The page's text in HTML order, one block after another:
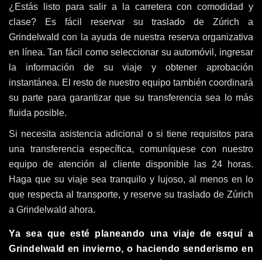
¿Estás listo para salir a la carretera con comodidad y
clase? Es fácil reservar su traslado de Zúrich a
Grindelwald con la ayuda de nuestra reserva organizativa
en línea. Tan fácil como seleccionar su automóvil, ingresar
la información de su viaje y obtener aprobación
instantánea. El resto de nuestro equipo también coordinará
su parte para garantizar que su transferencia sea lo más
fluida posible.
Si necesita asistencia adicional o si tiene requisitos para
una transferencia específica, comuníquese con nuestro
equipo de atención al cliente disponible las 24 horas.
Haga que su viaje sea tranquilo y lujoso, al menos en lo
que respecta al transporte, y reserve su traslado de Zúrich
a Grindelwald ahora.
Ya sea que esté planeando una viaje de esquí a
Grindelwald en invierno, o haciendo senderismo en